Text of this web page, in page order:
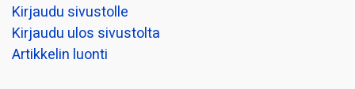
Kirjaudu sivustolle
Kirjaudu ulos sivustolta
Artikkelin luonti